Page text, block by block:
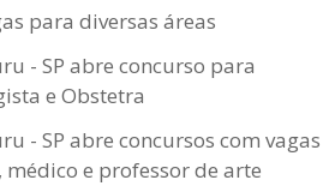
para diversas áreas
- SP abre concurso para
e Obstetra
- SP abre concursos com vagas
e professor de arte